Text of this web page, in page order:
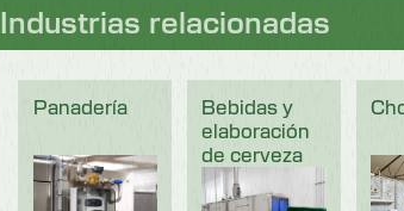
Industrias relacionadas
Panadería
Bebidas y
elaboración
de cerveza